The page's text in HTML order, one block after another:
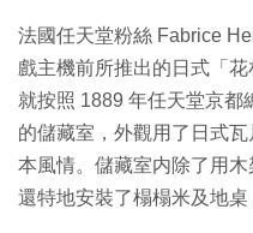
法國任天堂粉絲 Fabrice
戲主機前所推出的日式「
就按照 1889 年任天堂京都
的儲藏室，外觀用了日式
本風情。儲藏室内除了用木
還特地安裝了榻榻米及地桌